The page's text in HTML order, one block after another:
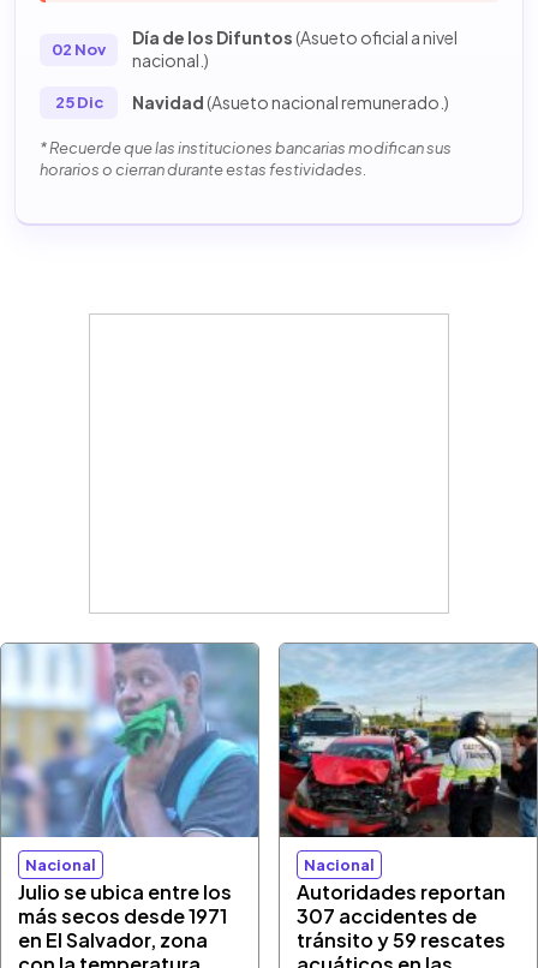
02 Nov
Día de los Difuntos(Asueto oficial a nivel
nacional.)
25 Dic Navidad(Asueto nacional remunerado.)
* Recuerde que las instituciones bancarias modifican sus
horarios o cierran durante estas festividades.
Nacional
Julio se ubica entre los
más secos desde 1971
en El Salvador, zona
Nacional
Autoridades reportan
307 accidentes de
tránsito y 59 rescates